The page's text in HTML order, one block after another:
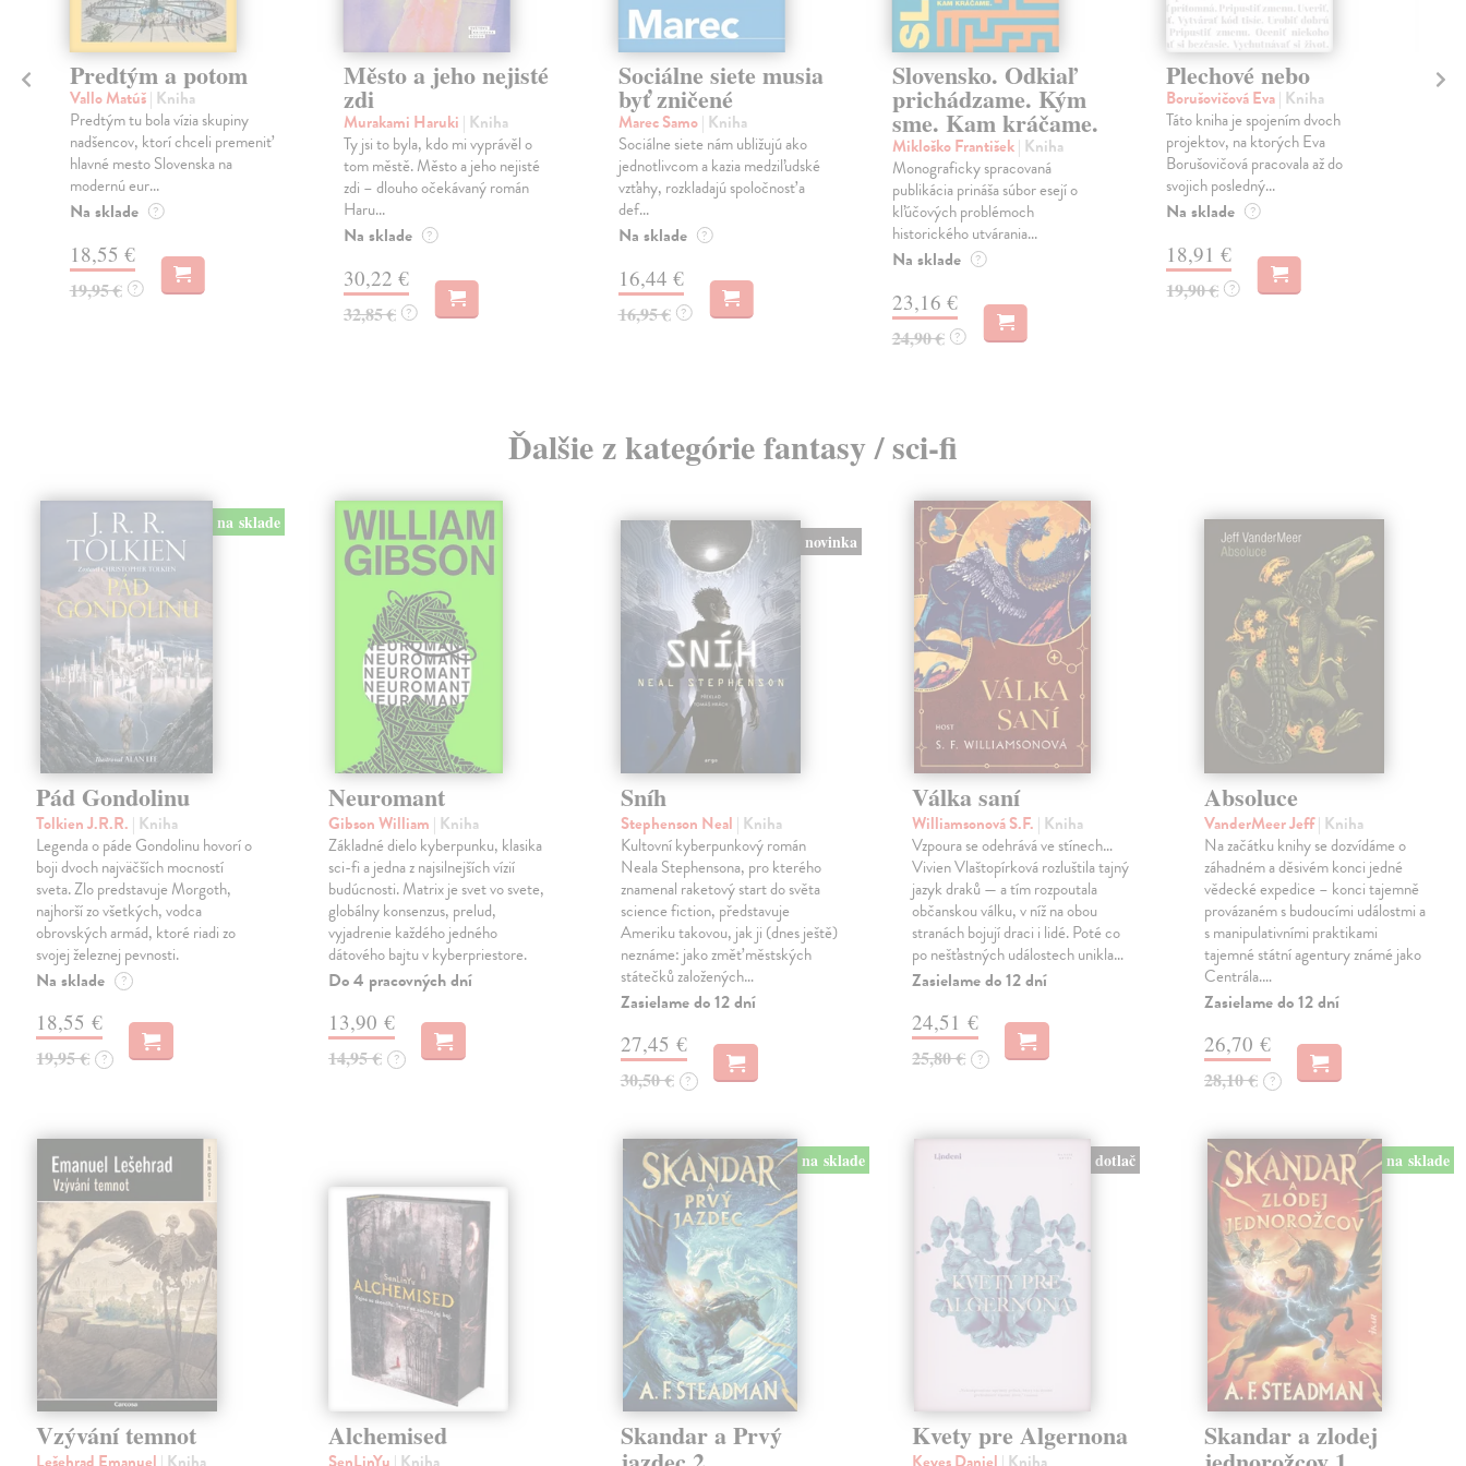
Predtým a potom
Vallo Matúš| Kniha
Predtým tu bola vízia skupiny
nadšencov, ktorí chceli premeniť
hlavné mesto Slovenska na
modernú eur...
Na sklade ?
18,55 €
19,95 € ?
Město a jeho nejisté
zdi
Murakami Haruki | Kniha
Ty jsi to byla, kdo mi vyprávěl o
tom městě. Město a jeho nejisté
zdi – dlouho očekávaný román
Haru...
Na sklade ?
30,22 €
32,85 € ?
Sociálne siete musia
byť zničené
Marec Samo| Kniha
Sociálne siete nám ubližujú ako
jednotlivcom a kazia medziľudské
vzťahy, rozkladajú spoločnosť a
def...
Na sklade ?
16,44 €
16,95 € ?
Slovensko. Odkiaľ
prichádzame. Kým
sme. Kam kráčame.
Mikloško František| Kniha
Monograficky spracovaná
publikácia prináša súbor esejí o
kľúčových problémoch
historického utvárania...
Na sklade ?
23,16 €
24,90 € ?
Plechové nebo
Borušovičová Eva| Kniha
Táto kniha je spojením dvoch
projektov, na ktorých Eva
Borušovičová pracovala až do
svojich posledný...
Na sklade ?
18,91 €
19,90 € ?
Ďalšie z kategórie fantasy / sci-fi
na sklade
Pád Gondolinu
Tolkien J.R.R. | Kniha
Legenda o páde Gondolinu hovorí o
boji dvoch najväčších mocností
sveta. Zlo predstavuje Morgoth,
najhorší zo všetkých, vodca
obrovských armád, ktoré riadi zo
svojej železnej pevnosti.
Na sklade ?
18,55 €
19,95 € ?
Neuromant
Gibson William | Kniha
Základné dielo kyberpunku, klasika
sci-fi a jedna z najsilnejších vízií
budúcnosti. Matrix je svet vo svete,
globálny konsenzus, prelud,
vyjadrenie každého jedného
dátového bajtu v kyberpriestore.
Do 4 pracovných dní
13,90 €
14,95 € ?
novinka
Sníh
Stephenson Neal | Kniha
Kultovní kyberpunkový román
Neala Stephensona, pro kterého
znamenal raketový start do světa
science fiction, představuje
Ameriku takovou, jak ji (dnes ještě)
neznáme: jako změť městských
státečků založených…
Zasielame do 12 dní
27,45 €
30,50 € ?
Válka saní
Williamsonová S.F. | Kniha
Vzpoura se odehrává ve stínech…
Vivien Vlaštopírková rozluštila tajný
jazyk draků — a tím rozpoutala
občanskou válku, v níž na obou
stranách bojují draci i lidé. Poté co
po nešťastných událostech unikla…
Zasielame do 12 dní
24,51 €
25,80 € ?
Absoluce
VanderMeer Jeff| Kniha
Na začátku knihy se dozvídáme o
záhadném a děsivém konci jedné
vědecké expedice – konci tajemně
provázaném s budoucími událostmi a
s manipulativními praktikami
tajemné státní agentury známé jako
Centrála.…
Zasielame do 12 dní
26,70 €
28,10 € ?
Vzývání temnot Alchemised
na sklade
Skandar a Prvý
dotlač
Kvety pre Algernona
na sklade
Skandar a zlodej